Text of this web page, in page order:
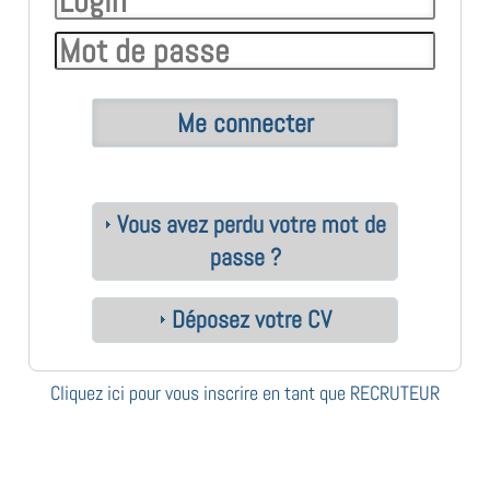
Vous avez perdu votre mot de
passe ?
Déposez votre CV
Cliquez ici pour vous inscrire en tant que RECRUTEUR